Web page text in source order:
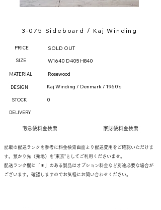
3-075 Sideboard / Kaj Winding
PRICE SOLD OUT
SIZE W1640 D405 H840
MATERIAL Rosewood
DESIGN Kaj Winding / Denmark / 1960's
STOCK 0
DELIVERY
宅急便料金検索 家財便料金検索
記載の配送ランクを参考に料金検索画面より配送費用をご確認いただけま
す。預かり先（発地）を"東京"としてご利用くださいませ。
配送ランク欄に「＊」のある製品はオプション料金など別途必要な場合が
ございます。確認しますのでお気軽にお問い合わせください。